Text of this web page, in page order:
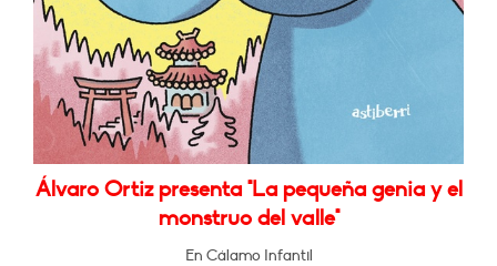
Álvaro Ortiz presenta "La pequeña genia y el
monstruo del valle"
En Cálamo Infantil